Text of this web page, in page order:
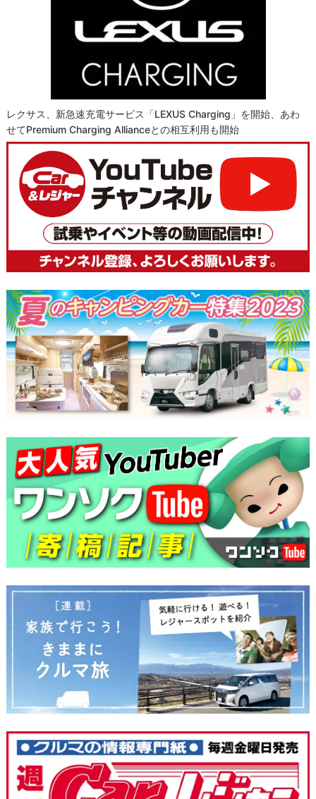
レクサス、新急速充電サービス「LEXUS Charging」を開始、あわ
せてPremium Charging Allianceとの相互利用も開始